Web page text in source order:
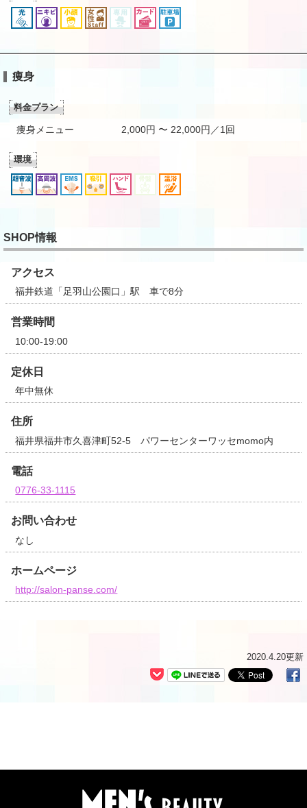
痩身
料金プラン
痩身メニュー 2,000円 〜 22,000円／1回
環境
SHOP情報
アクセス
福井鉄道「足羽山公園口」駅 車で8分
営業時間
10:00-19:00
定休日
年中無休
住所
福井県福井市久喜津町52-5 パワーセンターワッセmomo内
電話
0776-33-1115
お問い合わせ
なし
ホームページ
http://salon-panse.com/
2020.4.20更新